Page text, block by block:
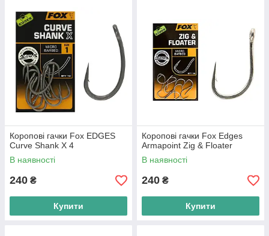
Коропові гачки Fox EDGES
Curve Shank X 4
В наявності
240 ₴
Купити
Коропові гачки Fox Edges
Armapoint Zig & Floater
В наявності
240 ₴
Купити